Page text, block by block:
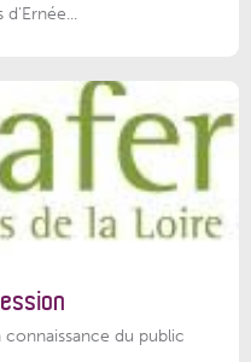
d'Ernée...
connaissance du public